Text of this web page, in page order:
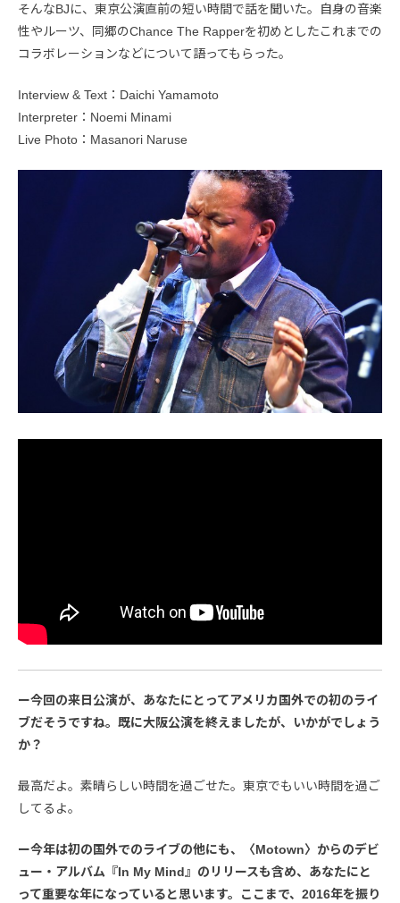
そんなBJに、東京公演直前の短い時間で話を聞いた。自身の音楽
性やルーツ、同郷のChance The Rapperを初めとしたこれまでの
コラボレーションなどについて語ってもらった。
Interview & Text：Daichi Yamamoto
Interpreter：Noemi Minami
Live Photo：Masanori Naruse
ー今回の来日公演が、あなたにとってアメリカ国外での初のライ
ブだそうですね。既に大阪公演を終えましたが、いかがでしょう
か？
最高だよ。素晴らしい時間を過ごせた。東京でもいい時間を過ご
してるよ。
ー今年は初の国外でのライブの他にも、〈Motown〉からのデビ
ュー・アルバム『In My Mind』のリリースも含め、あなたにと
って重要な年になっていると思います。ここまで、2016年を振り